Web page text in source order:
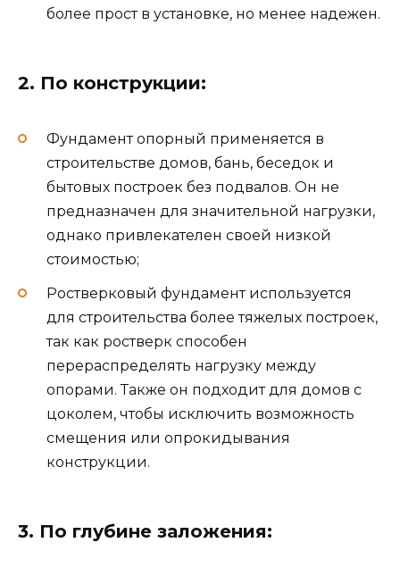
более прост в установке, но менее надежен.
2. По конструкции:
Фундамент опорный применяется в
строительстве домов, бань, беседок и
бытовых построек без подвалов. Он не
предназначен для значительной нагрузки,
однако привлекателен своей низкой
стоимостью;
Ростверковый фундамент используется
для строительства более тяжелых построек,
так как ростверк способен
перераспределять нагрузку между
опорами. Также он подходит для домов с
цоколем, чтобы исключить возможность
смещения или опрокидывания
конструкции.
3. По глубине заложения: